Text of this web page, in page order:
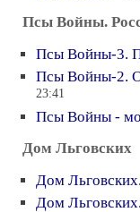
Псы Войны.
Псы Войны-3.
Псы Войны-2.
23:41
Псы Войны -
Дом Льговских
Дом
Дом